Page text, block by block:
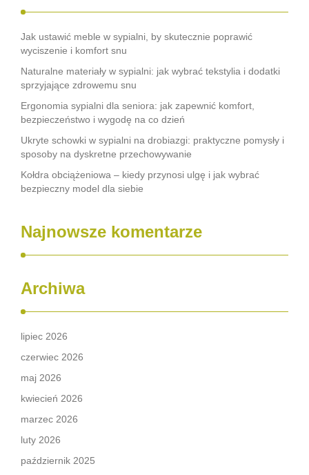
Jak ustawić meble w sypialni, by skutecznie poprawić
wyciszenie i komfort snu
Naturalne materiały w sypialni: jak wybrać tekstylia i dodatki
sprzyjające zdrowemu snu
Ergonomia sypialni dla seniora: jak zapewnić komfort,
bezpieczeństwo i wygodę na co dzień
Ukryte schowki w sypialni na drobiazgi: praktyczne pomysły i
sposoby na dyskretne przechowywanie
Kołdra obciążeniowa – kiedy przynosi ulgę i jak wybrać
bezpieczny model dla siebie
Najnowsze komentarze
Archiwa
lipiec 2026
czerwiec 2026
maj 2026
kwiecień 2026
marzec 2026
luty 2026
październik 2025